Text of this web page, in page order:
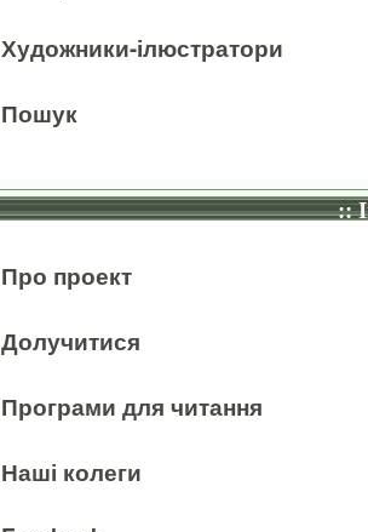
Художники-ілюстратори
Пошук
::
Про проект
Долучитися
Програми для читання
Наші колеги